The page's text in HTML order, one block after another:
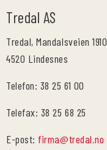
Tredal AS
Tredal, Mandalsveien 1910
4520 Lindesnes
Telefon: 38 25 61 00
Telefax: 38 25 68 25
E-post:firma@tredal.no